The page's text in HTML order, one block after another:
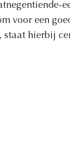
voor een
staat hierbij